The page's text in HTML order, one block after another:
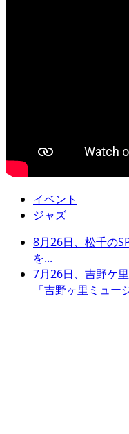
イベント
ジャズ
8月26日、松千の
を...
7月26日、吉野ケ
「吉野ヶ里ミュー